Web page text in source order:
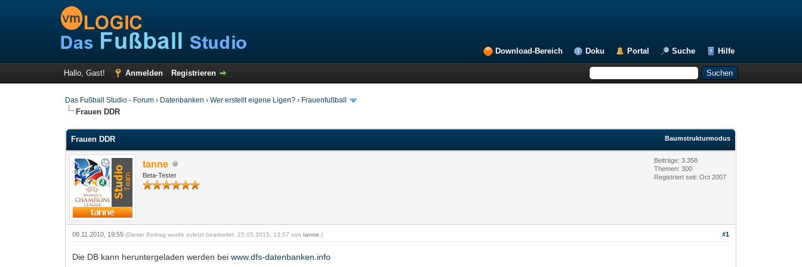
Download-Bereich Doku Portal Suche Hilfe
Hallo, Gast! Anmelden Registrieren
Das Fußball Studio - Forum › Datenbanken ›Wer erstellt eigene Ligen? › Frauenfußball
Frauen DDR
Baumstrukturmodus
Frauen DDR
tanne
Beta-Tester
Beiträge: 3.358
Themen: 300
Registriert seit: Oct 2007
#1
08.11.2010, 19:55(Dieser Beitrag wurde zuletzt bearbeitet: 25.05.2015, 13:57 vontanne .)
Die DB kann heruntergeladen werden beiwww.dfs-datenbanken.info